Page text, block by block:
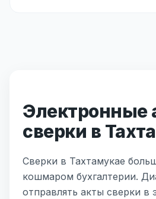
Электронные
сверки в
Сверки в Тахтамукае
кошмаром бухгалтерии.
отправлять акты сверки в